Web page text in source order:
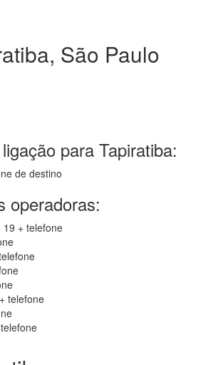
São Paulo
para Tapiratiba:
de destino
operadoras:
19 + telefone
telefone